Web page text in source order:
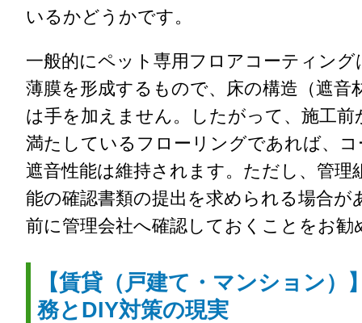
いるかどうかです。
一般的にペット専用フロアコーティング
薄膜を形成するもので、床の構造（遮音
は手を加えません。したがって、施工前
満たしているフローリングであれば、
遮音性能は維持されます。ただし、管理
能の確認書類の提出を求められる場合が
前に管理会社へ確認しておくことをお勧
【賃貸（戸建て・マンション）
務とDIY対策の現実